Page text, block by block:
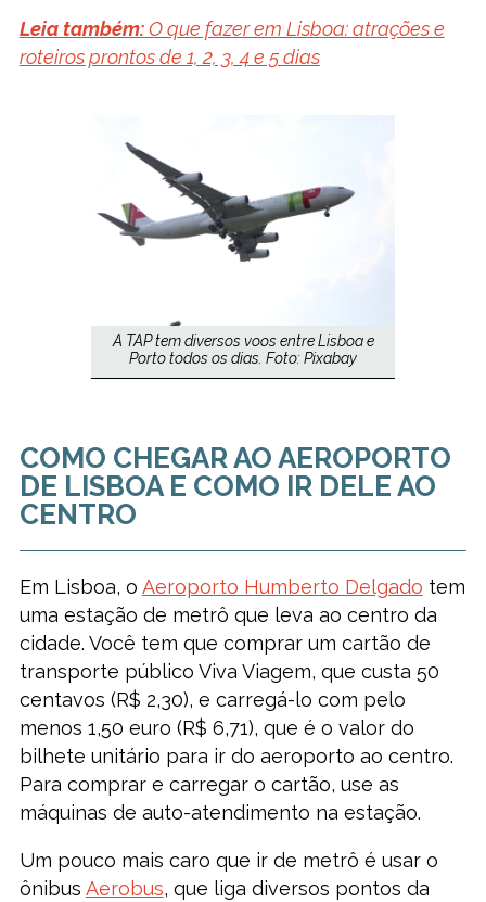
Leia também:O que fazer em Lisboa: atrações e
roteiros prontos de 1, 2, 3, 4 e 5 dias
A TAP tem diversos voos entre Lisboa e
Porto todos os dias. Foto: Pixabay
COMO CHEGAR AO AEROPORTO
DE LISBOA E COMO IR DELE AO
CENTRO
Em Lisboa, o Aeroporto Humberto Delgado tem
uma estação de metrô que leva ao centro da
cidade. Você tem que comprar um cartão de
transporte público Viva Viagem, que custa 50
centavos (R$ 2,30), e carregá-lo com pelo
menos 1,50 euro (R$ 6,71), que é o valor do
bilhete unitário para ir do aeroporto ao centro.
Para comprar e carregar o cartão, use as
máquinas de auto-atendimento na estação.
Um pouco mais caro que ir de metrô é usar o
ônibus Aerobus, que liga diversos pontos da